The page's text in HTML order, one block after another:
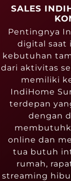
SALES
Pentingnya
digital saat
kebutuhan
dari aktivitas
memiliki
IndiHome
terdepan
dengan
online dan
tua butuh
rumah,
streaming